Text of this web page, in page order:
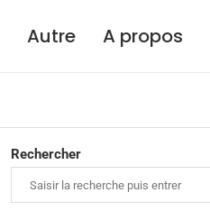
Autre A propos
Rechercher